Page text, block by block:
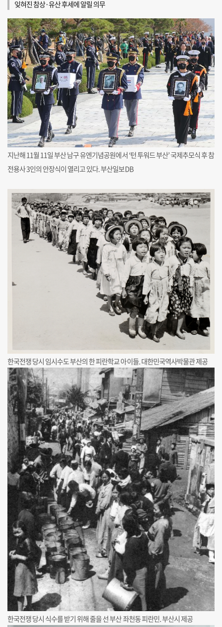
잊혀진 참상·유산 후세에 알릴 의무
지난해 11월 11일 부산 남구 유엔기념공원에서 ‘턴 투워드 부산’ 국제추모식 후 참
전용사 3인의 안장식이 열리고 있다. 부산일보DB
한국전쟁 당시 임시수도 부산의 한 피란학교 아이들. 대한민국역사박물관 제공
한국전쟁 당시 식수를 받기 위해 줄을 선 부산 좌천동 피란민. 부산시 제공